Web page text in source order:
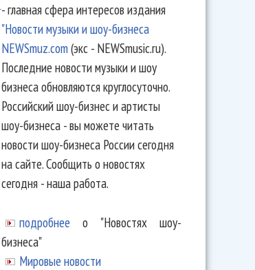
- главная сфера интересов издания
"Новости музыки и шоу-бизнеса
NEWSmuz.com(экс - NEWSmusic.ru).
Последние новости музыки и шоу
бизнеса обновляются круглосуточно.
Российский шоу-бизнес и артисты
шоу-бизнеса - вы можете читать
новости шоу-бизнеса России сегодня
на сайте. Сообщить о новостях
сегодня - наша работа.
подробнее о "Новостях шоу-
бизнеса"
Мировые новости